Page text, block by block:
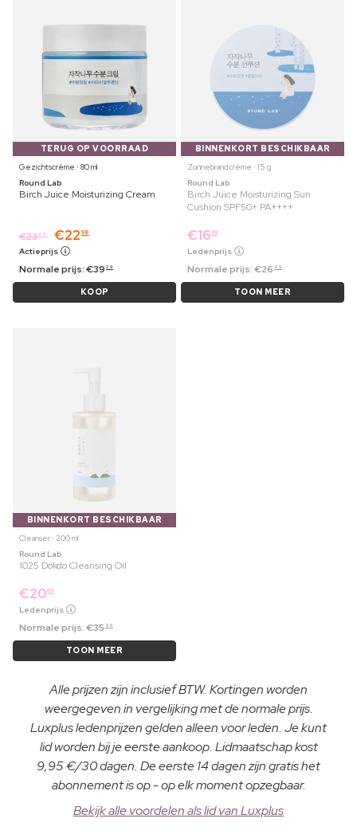
TERUG OP VOORRAAD
Gezichtscrème ⋅ 80 ml
Round Lab
Birch Juice Moisturizing Cream
€23 69 €22 98
Actieprijs
Normale prijs:€39 29
KOOP
BINNENKORT BESCHIKBAAR
Zonnebrandcrème ⋅ 15 g
Round Lab
Birch Juice Moisturizing Sun
Cushion SPF50+ PA++++
€1699
Ledenprijs
Normale prijs:€26 99
TOON MEER
BINNENKORT BESCHIKBAAR
Cleanser ⋅ 200 ml
Round Lab
1025 Dokdo Cleansing Oil
€2069
Ledenprijs
Normale prijs:€35 99
TOON MEER
Alle prijzen zijn inclusief BTW. Kortingen worden
weergegeven in vergelijking met de normale prijs.
Luxplus ledenprijzen gelden alleen voor leden. Je kunt
lid worden bij je eerste aankoop. Lidmaatschap kost
9,95 €/30 dagen. De eerste 14 dagen zijn gratis het
abonnement is op - op elk moment opzegbaar.
Bekijk alle voordelen als lid van Luxplus